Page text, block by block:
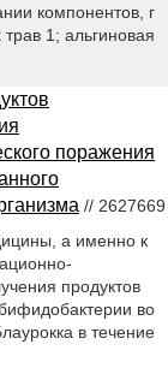
компонентов, г
1; альгиновая
поражения
// 2627669
а именно к
продуктов
во
в течение